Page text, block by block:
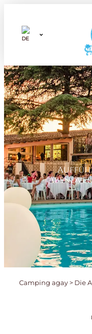
Camping agay> Die